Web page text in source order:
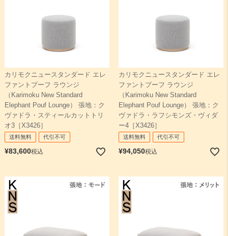
カリモクニュースタンダード エレ
ファントプーフ ラウンジ
（Karimoku New Standard
Elephant Pouf Lounge） 張地：ク
ヴァドラ・スティールカットトリ
オ3［X3426］
送料無料 代引不可
¥83,600税込
カリモクニュースタンダード エレ
ファントプーフ ラウンジ
（Karimoku New Standard
Elephant Pouf Lounge） 張地：ク
ヴァドラ・ラフシモンズ・ヴィダ
ー4［X3426］
送料無料 代引不可
¥94,050税込